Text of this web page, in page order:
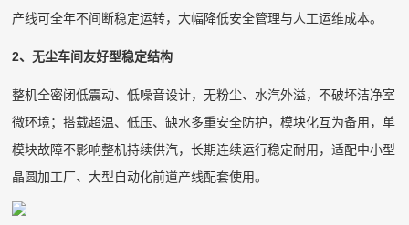
产线可全年不间断稳定运转，大幅降低安全管理与人工运维成本。
2、无尘车间友好型稳定结构
整机全密闭低震动、低噪音设计，无粉尘、水汽外溢，不破坏洁净室
微环境；搭载超温、低压、缺水多重安全防护，模块化互为备用，单
模块故障不影响整机持续供汽，长期连续运行稳定耐用，适配中小型
晶圆加工厂、大型自动化前道产线配套使用。